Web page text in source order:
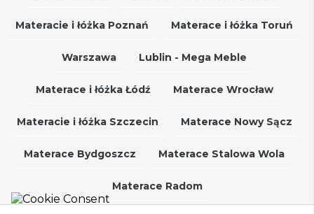
Materacie i łóżka Poznań Materace i łóżka Toruń
Warszawa Lublin - Mega Meble
Materace i łóżka Łódź Materace Wrocław
Materacie i łóżka Szczecin Materace Nowy Sącz
Materace Bydgoszcz Materace Stalowa Wola
Materace Radom